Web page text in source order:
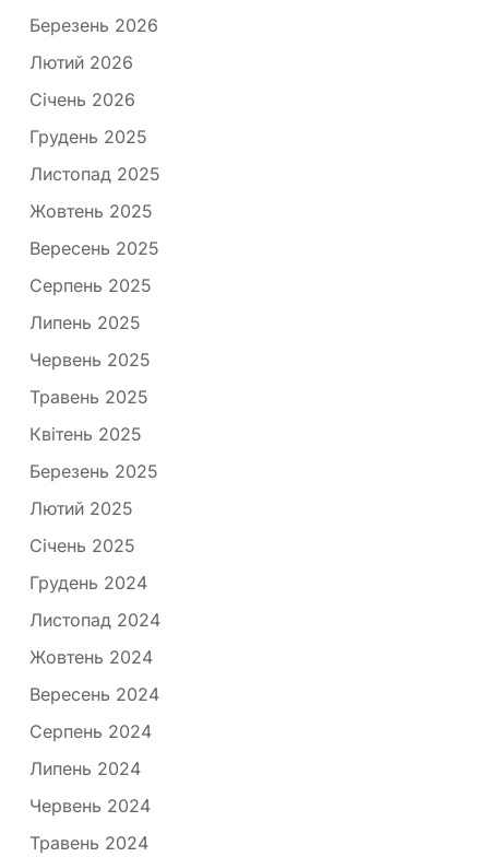
Березень 2026
Лютий 2026
Січень 2026
Грудень 2025
Листопад 2025
Жовтень 2025
Вересень 2025
Серпень 2025
Липень 2025
Червень 2025
Травень 2025
Квітень 2025
Березень 2025
Лютий 2025
Січень 2025
Грудень 2024
Листопад 2024
Жовтень 2024
Вересень 2024
Серпень 2024
Липень 2024
Червень 2024
Травень 2024